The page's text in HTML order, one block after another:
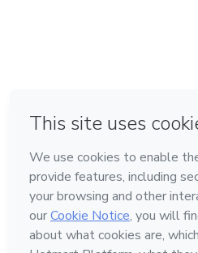
Feito com ❤ na Cidade do México
Conheça a Hotmart